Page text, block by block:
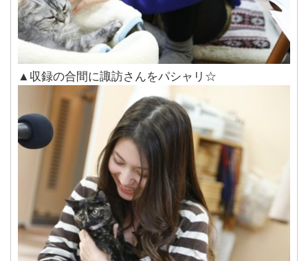
▲収録の合間に諏訪さんをパシャリ☆